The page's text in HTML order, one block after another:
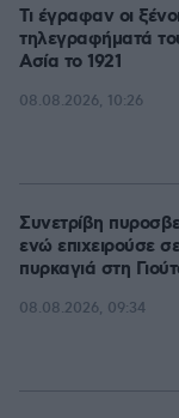
Τι έγραφαν οι
τηλεγραφήματά
Ασία το 1921
08.08.2026, 10:26
Συνετρίβη
ενώ επιχειρούσε
πυρκαγιά στη
08.08.2026, 09:34